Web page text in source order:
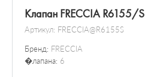
Клапан FRECCIA R6155/S
Артикул: FRECCIA@R6155S
Бренд: FRECCIA
�лапана: 6